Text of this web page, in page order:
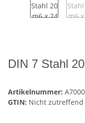
DIN 7 Stahl
Artikelnummer:
GTIN: Nicht zutreffend